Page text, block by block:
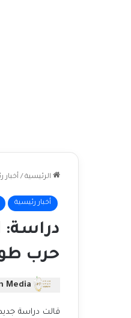
الرئيسية / أخبار
أخبار رئيسية
دراسة:
حرب
Media
قالت دراسة